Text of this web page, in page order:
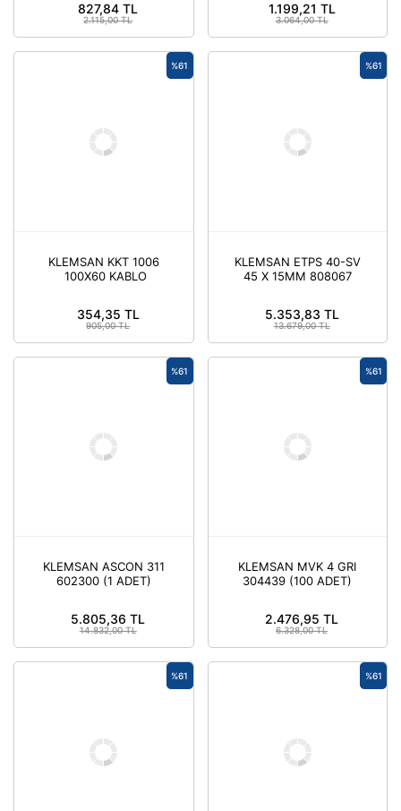
827,84 TL
2.115,00 TL
1.199,21 TL
3.064,00 TL
KLEMSAN KKT 1006
100X60 KABLO
%61
354,35 TL
905,00 TL
KLEMSAN ETPS 40-SV
45 X 15MM 808067
%61
5.353,83 TL
13.679,00 TL
KLEMSAN ASCON 311
602300 (1 ADET)
%61
5.805,36 TL
14.832,00 TL
KLEMSAN MVK 4 GRI
304439 (100 ADET)
%61
2.476,95 TL
6.328,00 TL
%61 %61